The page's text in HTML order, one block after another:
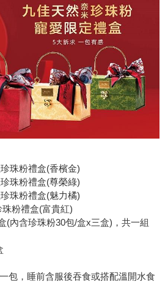
珠粉禮盒(香檳金)
珠粉禮盒(尊榮綠)
珠粉禮盒(魅力橘)
粉禮盒(富貴紅)
(內含珍珠粉30包/盒x三盒)，共一組
包，睡前含服後吞食或搭配溫開水食